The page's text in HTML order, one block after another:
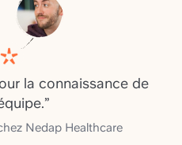
la connaissance de
”
Nedap Healthcare